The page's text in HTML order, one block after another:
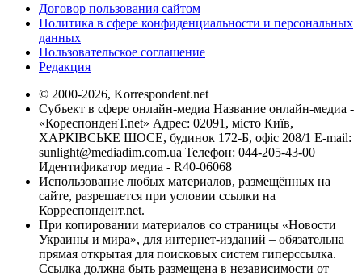
Договор пользования сайтом
Политика в сфере конфиденциальности и персональных
данных
Пользовательское соглашение
Редакция
© 2000-2026, Korrespondent.net
Субъект в сфере онлайн-медиа Название онлайн-медиа -
«КореспонденТ.net» Адрес: 02091, місто Київ,
ХАРКІВСЬКЕ ШОСЕ, будинок 172-Б, офіс 208/1 E-mail:
sunlight@mediadim.com.ua Телефон: 044-205-43-00
Идентификатор медиа - R40-06068
Использование любых материалов, размещённых на
сайте, разрешается при условии ссылки на
Корреспондент.net.
При копировании материалов со страницы «Новости
Украины и мира», для интернет-изданий – обязательна
прямая открытая для поисковых систем гиперссылка.
Ссылка должна быть размещена в независимости от